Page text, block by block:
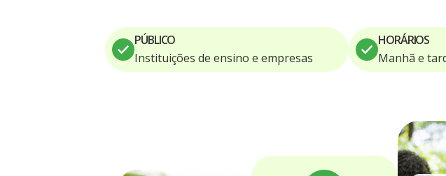
PÚBLICO
Instituições de ensino e empresas
HORÁRIOS
Manhã e